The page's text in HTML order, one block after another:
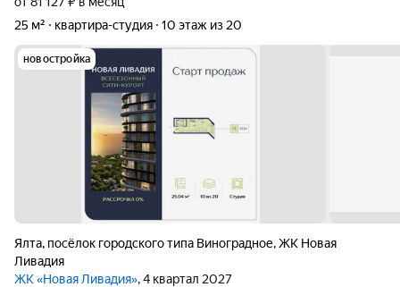
25 м²
квартира-студия 10 этаж из 20
новостройка
Ялта, посёлок городского типа Виноградное,ЖК Новая
Ливадия
ЖК «Новая Ливадия», 4 квартал 2027